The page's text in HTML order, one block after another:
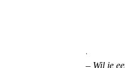
.
– Wil je